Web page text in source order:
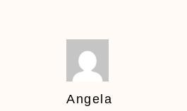
Angela